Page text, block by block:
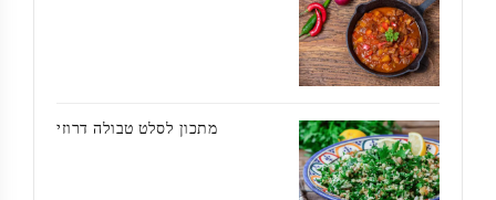
מתכון לסלט טבולה דרוזי